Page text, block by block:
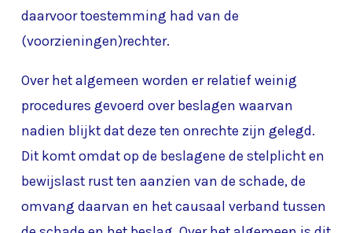
daarvoor toestemming had van de
(voorzieningen)rechter.
Over het algemeen worden er relatief weinig
procedures gevoerd over beslagen waarvan
nadien blijkt dat deze ten onrechte zijn gelegd.
Dit komt omdat op de beslagene de stelplicht en
bewijslast rust ten aanzien van de schade, de
omvang daarvan en het causaal verband tussen